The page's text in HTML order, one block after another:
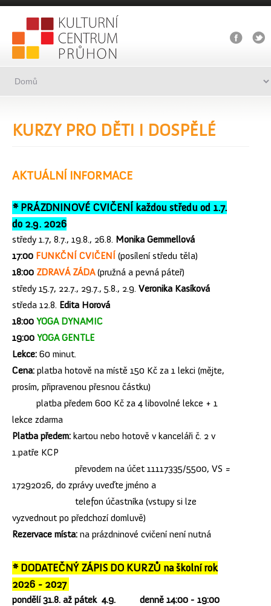
KURZY PRO DĚTI I DOSPĚLÉ
AKTUÁLNÍ INFORMACE
* PRÁZDNINOVÉ CVIČENÍ každou středu od 1.7.
do 2.9. 2026
středy 1.7, 8.7., 19.8., 26.8. Monika Gemmellová
17:00 FUNKČNÍ CVIČENÍ (posílení středu těla)
18:00 ZDRAVÁ ZÁDA(pružná a pevná páteř)
středy 15.7, 22.7., 29.7., 5.8., 2.9. Veronika Kasíková
středa 12.8. Edita Horová
18:00 YOGA DYNAMIC
19:00 YOGA GENTLE
Lekce: 60 minut.
Cena: platba hotově na místě 150 Kč za 1 lekci (mějte,
prosím, připravenou přesnou částku)
platba předem 600 Kč za 4 libovolné lekce + 1
lekce zdarma
Platba předem: kartou nebo hotově v kanceláři č. 2 v
1.patře KCP
převodem na účet 11117335/5500, VS =
17292026, do zprávy uveďte jméno a
telefon účastníka (vstupy si lze
vyzvednout po předchozí domluvě)
Rezervace místa: na prázdninové cvičení není nutná
* DODATEČNÝ ZÁPIS DO KURZŮ na školní rok
2026 - 2027
pondělí 31.8. až pátek 4.9. denně 14:00 - 19:00